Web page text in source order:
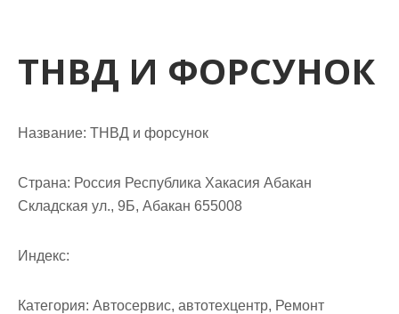
ТНВД И ФОРСУНОК
Название: ТНВД и форсунок
Страна: Россия Республика Хакасия Абакан
Складская ул., 9Б, Абакан 655008
Индекс:
Категория: Автосервис, автотехцентр, Ремонт